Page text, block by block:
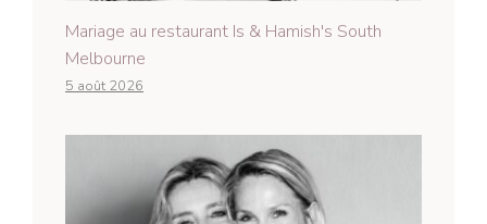
Mariage au restaurant Is & Hamish's South
Melbourne
5 août 2026